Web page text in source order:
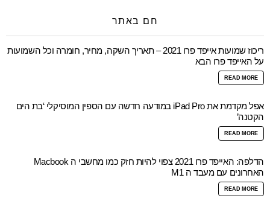
חם באתר
ריכוז שמועות אייפד פרו 2021 – תאריך השקה, מחיר, חומרה וכל השמועות
על האייפד פרו הבא
READ MORE
אפל מקדמת את iPad Pro במודעה חדשה עם הספין המוסיקלי ‘בת הים
הקטנה’
READ MORE
הדלפה: האייפד פרו 2021 צפוי להיות חזק כמו מחשבי ה Macbook
האחרונים עם מעבד ה M1
READ MORE